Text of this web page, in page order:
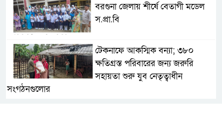
বরগুনা জেলায় শীর্ষে বেতাগী মডেল
স.প্রা.বি
টেকনাফে আকস্মিক বন্যা; ৩৮০
ক্ষতিগ্রস্ত পরিবারের জন্য জরুরি
সহায়তা শুরু যুব নেতৃত্বাধীন
সংগঠনগুলোর